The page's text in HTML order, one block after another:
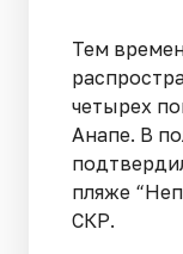
Тем
четырех
Анапе. В
пляже
СКР.